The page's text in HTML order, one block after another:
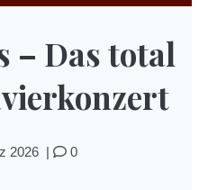
– Das total
2026 0